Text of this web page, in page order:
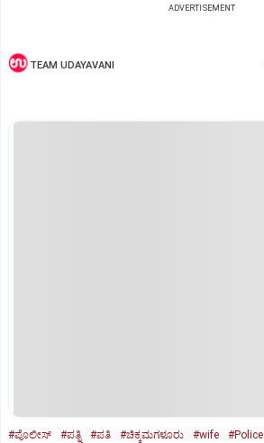
ADVERTISEMENT
TEAM UDAYAVANI
#ಪೊಲೀಸ್‌ #ಪತ್ನಿ #ಪತಿ #ಚಿಕ್ಕಮಗಳೂರು #wife #Police